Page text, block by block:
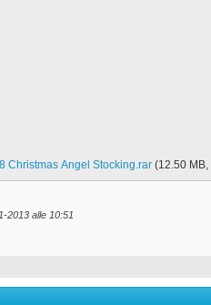
Christmas Angel Stocking.rar‎ (12.50
2013 alle 10:51